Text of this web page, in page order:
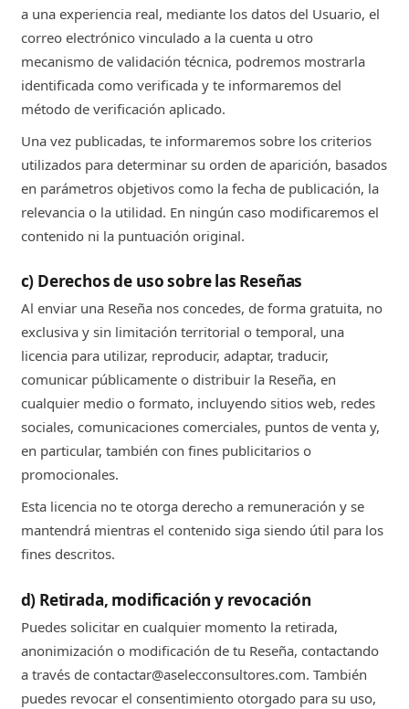
a una experiencia real, mediante los datos del Usuario, el
correo electrónico vinculado a la cuenta u otro
mecanismo de validación técnica, podremos mostrarla
identificada como verificada y te informaremos del
método de verificación aplicado.
Una vez publicadas, te informaremos sobre los criterios
utilizados para determinar su orden de aparición, basados
en parámetros objetivos como la fecha de publicación, la
relevancia o la utilidad. En ningún caso modificaremos el
contenido ni la puntuación original.
c) Derechos de uso sobre las Reseñas
Al enviar una Reseña nos concedes, de forma gratuita, no
exclusiva y sin limitación territorial o temporal, una
licencia para utilizar, reproducir, adaptar, traducir,
comunicar públicamente o distribuir la Reseña, en
cualquier medio o formato, incluyendo sitios web, redes
sociales, comunicaciones comerciales, puntos de venta y,
en particular, también con fines publicitarios o
promocionales.
Esta licencia no te otorga derecho a remuneración y se
mantendrá mientras el contenido siga siendo útil para los
fines descritos.
d) Retirada, modificación y revocación
Puedes solicitar en cualquier momento la retirada,
anonimización o modificación de tu Reseña, contactando
a través de contactar@aselecconsultores.com. También
puedes revocar el consentimiento otorgado para su uso,